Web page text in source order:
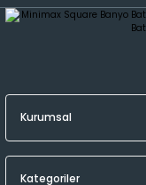
Kurumsal
Kategoriler